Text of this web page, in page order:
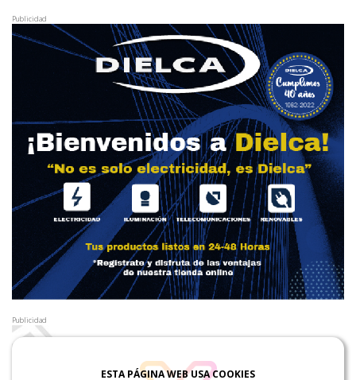
Publicidad
Publicidad
ESTA PÁGINA WEB USA COOKIES